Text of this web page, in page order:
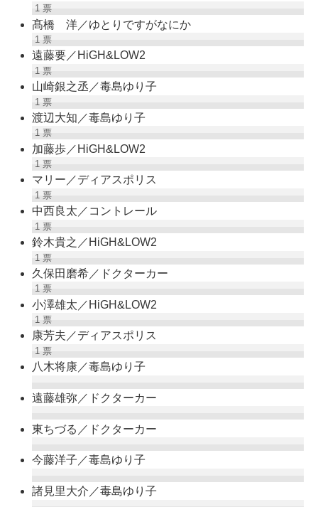
1票
髙橋 洋／ゆとりですがなにか
1票
遠藤要／HiGH&LOW2
1票
山崎銀之丞／毒島ゆり子
1票
渡辺大知／毒島ゆり子
1票
加藤歩／HiGH&LOW2
1票
マリー／ディアスポリス
1票
中西良太／コントレール
1票
鈴木貴之／HiGH&LOW2
1票
久保田磨希／ドクターカー
1票
小澤雄太／HiGH&LOW2
1票
康芳夫／ディアスポリス
1票
八木将康／毒島ゆり子
遠藤雄弥／ドクターカー
東ちづる／ドクターカー
今藤洋子／毒島ゆり子
諸見里大介／毒島ゆり子